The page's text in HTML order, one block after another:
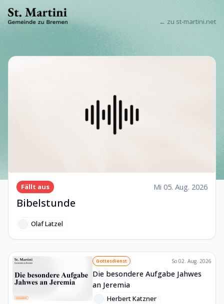
← zu st-martini.net
Fällt aus Mi 05. Aug. 2026
Bibelstunde
Olaf Latzel
Gottesdienst So 02. Aug. 2026
Die besondere Aufgabe Jahwes
an Jeremia
Herbert Katzner